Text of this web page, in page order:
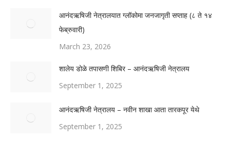
आनंदऋषिजी नेत्रालयात ग्लॉकोमा जनजागृती सप्ताह (८ ते १४
फेब्रुवारी)
March 23, 2026
शालेय डोळे तपासणी शिबिर – आनंदऋषिजी नेत्रालय
September 1, 2025
आनंदऋषिजी नेत्रालय – नवीन शाखा आता तारकपूर येथे
September 1, 2025